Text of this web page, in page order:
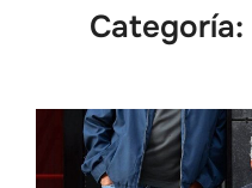
Categoría: